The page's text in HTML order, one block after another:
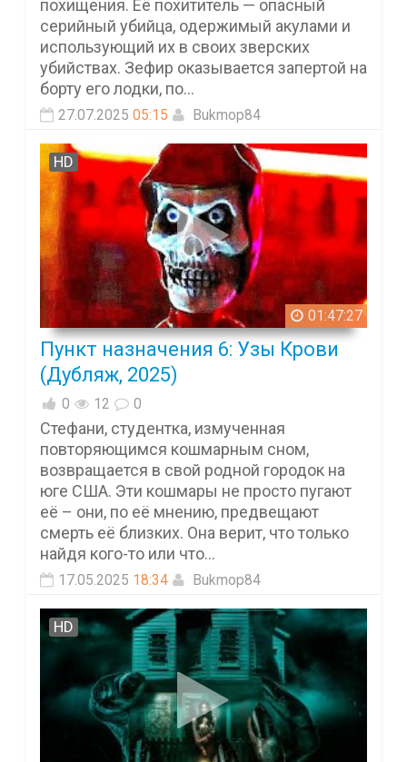
похищения. Её похититель — опасный
серийный убийца, одержимый акулами и
использующий их в своих зверских
убийствах. Зефир оказывается запертой на
борту его лодки, по...
27.07.2025 05:15 Bukmop84
01:47:27
HD
Пункт назначения 6: Узы Крови
(Дубляж, 2025)
0 12 0
Стефани, студентка, измученная
повторяющимся кошмарным сном,
возвращается в свой родной городок на
юге США. Эти кошмары не просто пугают
её – они, по её мнению, предвещают
смерть её близких. Она верит, что только
найдя кого-то или что...
17.05.2025 18:34 Bukmop84
HD